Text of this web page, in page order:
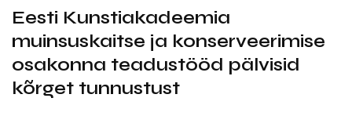
Eesti Kunstiakadeemia
muinsuskaitse ja konserveerimise
osakonna teadustööd pälvisid
kõrget tunnustust